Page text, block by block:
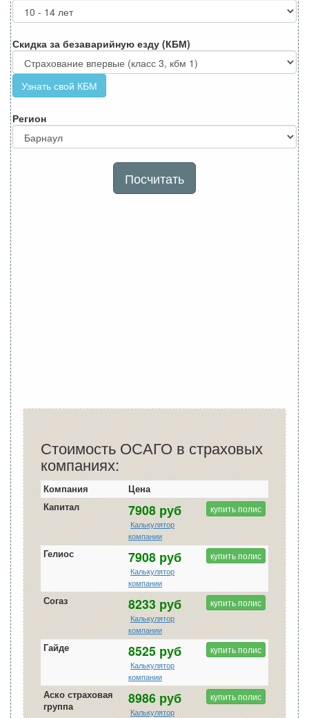
Скидка за безаварийную езду (КБМ)
Узнать свой КБМ
Регион
Посчитать
Стоимость ОСАГО в страховых
компаниях:
Компания
Цена
Капитал
7908 руб
Калькулятор
компании
купить полис
Гелиос 7908 руб
Калькулятор
компании
купить полис
Согаз 8233 руб
Калькулятор
компании
купить полис
Гайде 8525 руб
Калькулятор
компании
купить полис
Аско страховая
группа
8986 руб
Калькулятор
купить полис